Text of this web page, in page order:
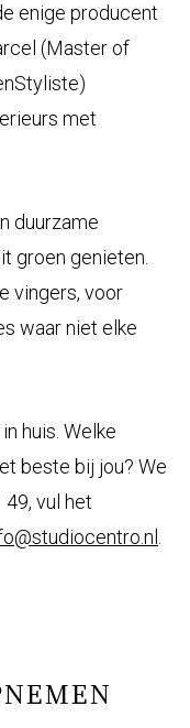
enige producent
(Master of
met
duurzame
groen genieten.
vingers, voor
waar niet elke
huis. Welke
beste bij jou? We
vul het